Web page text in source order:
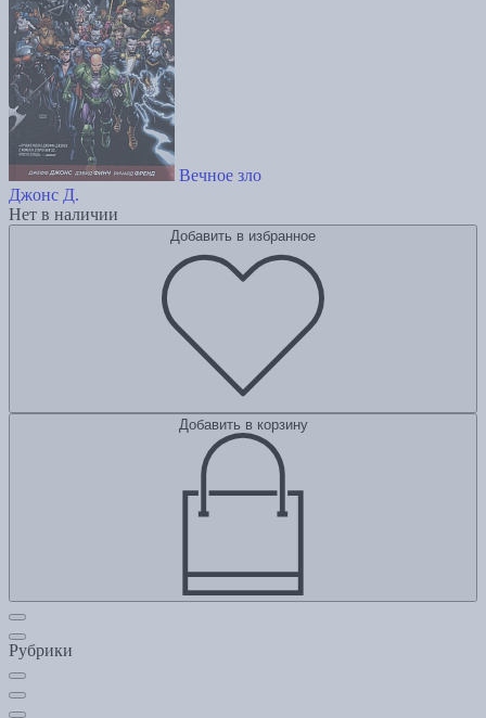
Вечное зло
Джонс Д.
Нет в наличии
Добавить в избранное
Добавить в корзину
Рубрики